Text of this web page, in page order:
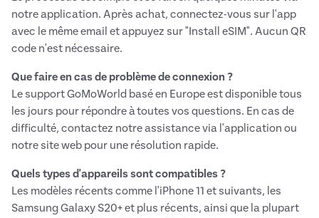
notre application. Après achat, connectez-vous sur l'app
avec le même email et appuyez sur "Install eSIM". Aucun QR
code n'est nécessaire.
Que faire en cas de problème de connexion ?
Le support GoMoWorld basé en Europe est disponible tous
les jours pour répondre à toutes vos questions. En cas de
difficulté, contactez notre assistance via l'application ou
notre site web pour une résolution rapide.
Quels types d'appareils sont compatibles ?
Les modèles récents comme l'iPhone 11 et suivants, les
Samsung Galaxy S20+ et plus récents, ainsi que la plupart